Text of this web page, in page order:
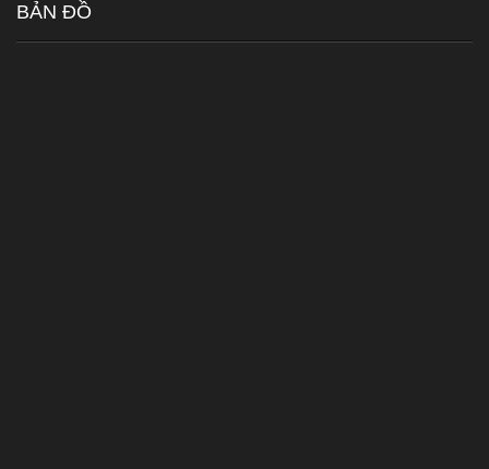
BẢN ĐỒ